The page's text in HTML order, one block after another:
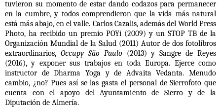
tuvieron su momento de estar dando codazos para permanecer
en la cumbre, y todos comprendieron que la vida más natural
está más abajo, en el valle. Carlos Cazalis, además del World Press
Photo, ha recibido un premio POYi (2009) y un STOP TB de la
Organización Mundial de la Salud (2011) Autor de dos fotolibros
extraordinarios, Occupy São Paulo (2013) y Sangre de Reyes
(2016), y exponer sus trabajos en toda Europa. Ejerce como
instructor de Dharma Yoga y de Advaita Vedanta. Menudo
cambio, ¿no? Pues así se las gasta el personal de Sierrofoto que
cuenta con el apoyo del Ayuntamiento de Sierro y de la
Diputación de Almería.